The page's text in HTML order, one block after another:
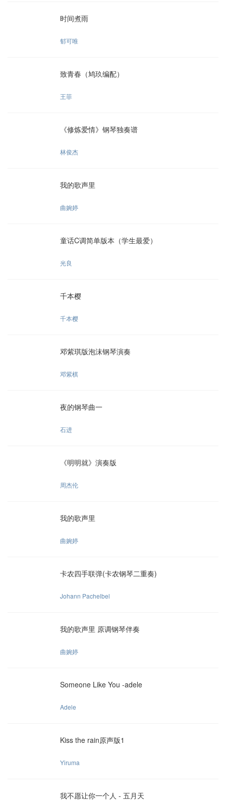
时间煮雨
郁可唯
致青春（鸠玖编配）
王菲
《修炼爱情》钢琴独奏谱
林俊杰
我的歌声里
曲婉婷
童话C调简单版本（学生最爱）
光良
千本樱
千本樱
邓紫琪版泡沫钢琴演奏
邓紫棋
夜的钢琴曲一
石进
《明明就》演奏版
周杰伦
我的歌声里
曲婉婷
卡农四手联弹(卡农钢琴二重奏)
Johann Pachelbel
我的歌声里 原调钢琴伴奏
曲婉婷
Someone Like You -adele
Adele
Kiss the rain原声版1
Yiruma
我不愿让你一个人 - 五月天